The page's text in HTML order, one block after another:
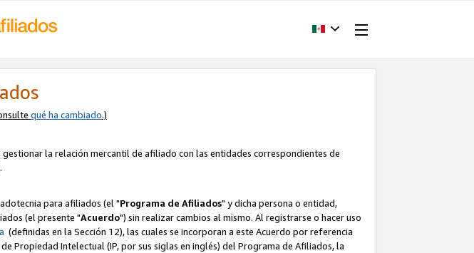
qué ha cambiado.)
la relación mercantil de afiliado con las entidades correspondientes de
para afiliados (el "Programa de Afiliados" y dicha persona o entidad,
(el presente "Acuerdo") sin realizar cambios al mismo. Al registrarse o hacer uso
(definidas en la Sección 12), las cuales se incorporan a este Acuerdo por referencia
Propiedad Intelectual (IP, por sus siglas en inglés) del Programa de Afiliados, la